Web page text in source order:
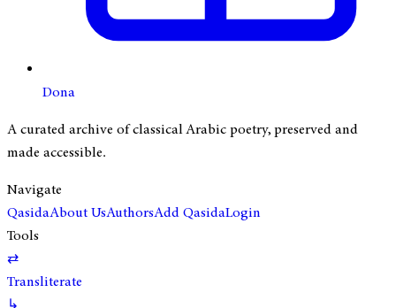
Dona
A curated archive of classical Arabic poetry, preserved and
made accessible.
Navigate
QasidaAbout UsAuthorsAdd QasidaLogin
Tools
⇄
Transliterate